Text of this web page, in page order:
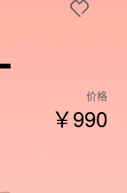
价格
￥990